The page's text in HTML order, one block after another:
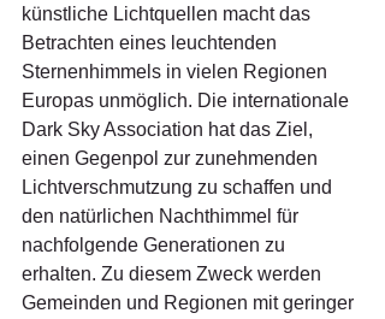
künstliche Lichtquellen macht das
Betrachten eines leuchtenden
Sternenhimmels in vielen Regionen
Europas unmöglich. Die internationale
Dark Sky Association hat das Ziel,
einen Gegenpol zur zunehmenden
Lichtverschmutzung zu schaffen und
den natürlichen Nachthimmel für
nachfolgende Generationen zu
erhalten. Zu diesem Zweck werden
Gemeinden und Regionen mit geringer